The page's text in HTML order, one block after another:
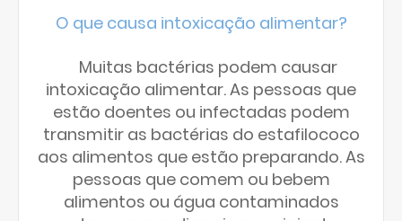
O que causa intoxicação alimentar?
Muitas bactérias podem causar
intoxicação alimentar. As pessoas que
estão doentes ou infectadas podem
transmitir as bactérias do estafilococo
aos alimentos que estão preparando. As
pessoas que comem ou bebem
alimentos ou água contaminados